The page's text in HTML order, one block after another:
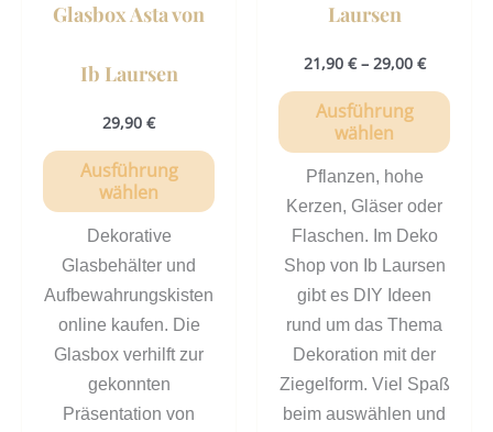
Glasbox Asta von
Ib Laursen
29,90 €
Ausführung
wählen
Dekorative
Glasbehälter und
Aufbewahrungskisten
online kaufen. Die
Glasbox verhilft zur
gekonnten
Präsentation von
Laursen
21,90 €– 29,00 €
Ausführung
wählen
Pflanzen, hohe
Kerzen, Gläser oder
Flaschen. Im Deko
Shop von Ib Laursen
gibt es DIY Ideen
rund um das Thema
Dekoration mit der
Ziegelform. Viel Spaß
beim auswählen und